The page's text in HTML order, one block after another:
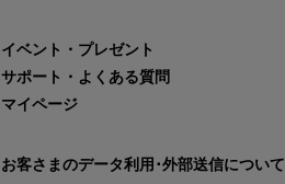
イベント・プレゼント
サポート・よくある質問
マイページ
お客さまのデータ利用･外部送信について